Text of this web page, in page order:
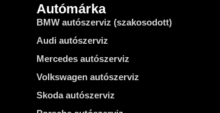
Autómárka
BMW autószerviz (szakosodott)
Audi autószerviz
Mercedes autószerviz
Volkswagen autószerviz
Skoda autószerviz